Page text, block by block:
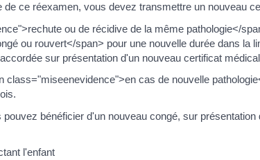
de ce réexamen, vous devez transmettre un nouveau
ou de récidive de la même pathologie</
ou rouvert</span> pour une nouvelle durée dans la
sur présentation d'un nouveau certificat
class="miseenevidence">en cas de nouvelle
bénéficier d'un nouveau congé, sur
l'enfant